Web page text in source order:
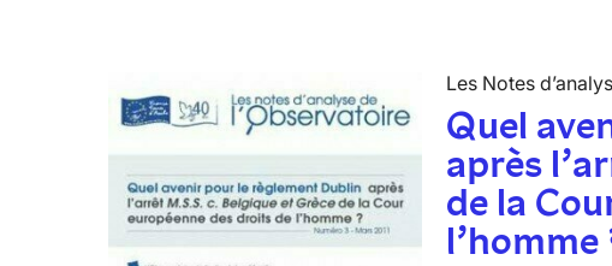
Les Notes
Quel
après
de la
l’homme